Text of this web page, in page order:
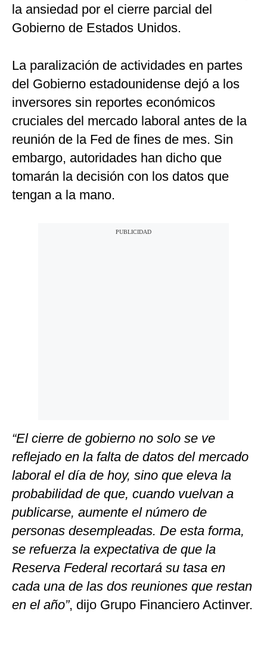
la ansiedad por el cierre parcial del
Gobierno de Estados Unidos.
La paralización de actividades en partes
del Gobierno estadounidense dejó a los
inversores sin reportes económicos
cruciales del mercado laboral antes de la
reunión de la Fed de fines de mes. Sin
embargo, autoridades han dicho que
tomarán la decisión con los datos que
tengan a la mano.
“El cierre de gobierno no solo se ve
reflejado en la falta de datos del mercado
laboral el día de hoy, sino que eleva la
probabilidad de que, cuando vuelvan a
publicarse, aumente el número de
personas desempleadas. De esta forma,
se refuerza la expectativa de que la
Reserva Federal recortará su tasa en
cada una de las dos reuniones que restan
en el año”, dijo Grupo Financiero Actinver.